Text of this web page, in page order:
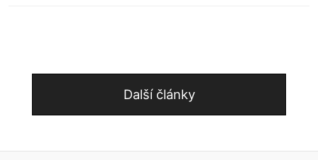
Další články